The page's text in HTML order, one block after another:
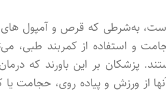
به‌شرطی که قرص و آمپول های
و استفاده از کمربند
پزشکان بر این باورند که
از ورزش و پیاده روی، حجامت